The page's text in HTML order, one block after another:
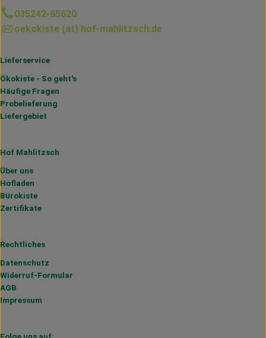
035242-65620
oekokiste (at) hof-mahlitzsch.de
Lieferservice
Ökokiste - So geht's
Häufige Fragen
Probelieferung
Liefergebiet
Hof Mahlitzsch
Über uns
Hofladen
Bürokiste
Zertifikate
Rechtliches
Datenschutz
Widerruf-Formular
AGB
Impressum